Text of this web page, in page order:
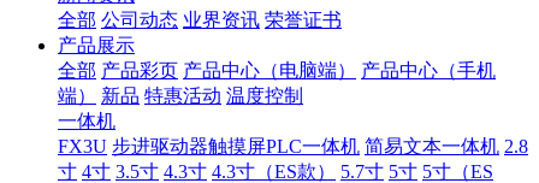
全部 公司动态 业界资讯 荣誉证书
产品展示
全部 产品彩页 产品中心（电脑端）
产品中心（手机
端）
新品 特惠活动 温度控制
一体机
FX3U 步进驱动器触摸屏PLC一体机 简易文本一体机 2.8
寸 4寸 3.5寸 4.3寸 4.3寸（ES款） 5.7寸 5寸 5寸（ES